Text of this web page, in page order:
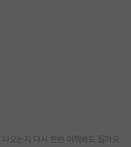
오는지 다시 한번 여쭤봐도 될까요